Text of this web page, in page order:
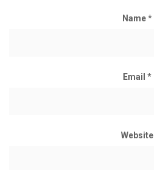
Name*
Email *
Website